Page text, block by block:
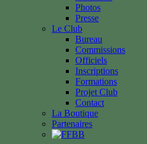
Photos
Presse
Le Club
Bureau
Commissions
Officiels
Inscriptions
Formations
Projet Club
Contact
La Boutique
Partenaires